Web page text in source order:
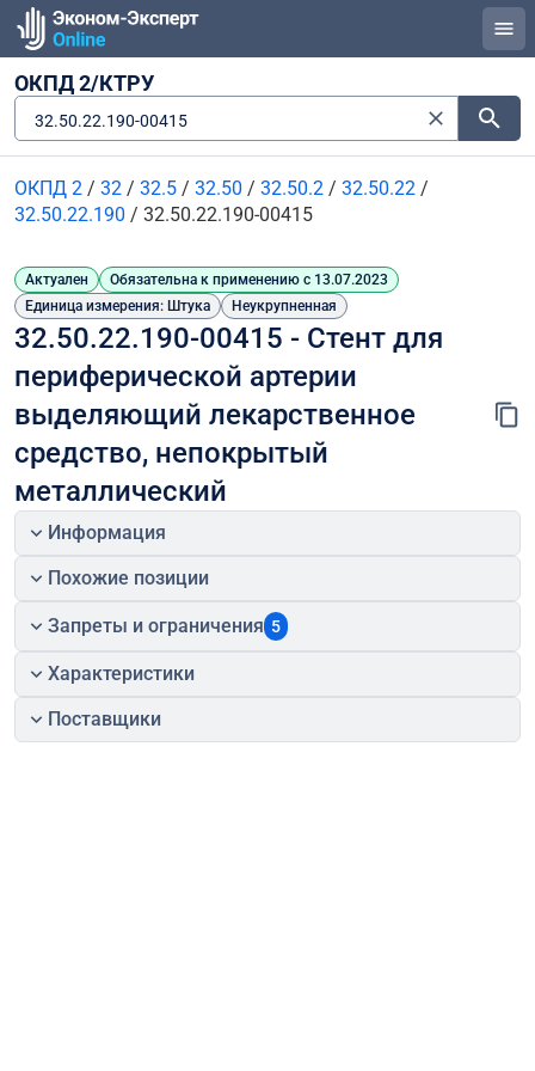
ОКПД 2/КТРУ
32.50.22.190-00415
ОКПД 2 / 32 / 32.5 / 32.50 / 32.50.2 / 32.50.22 /
32.50.22.190 / 32.50.22.190-00415
Актуален
Обязательна к применению с 13.07.2023
Единица измерения: Штука
Неукрупненная
32.50.22.190-00415 - Стент для
периферической артерии
выделяющий лекарственное
средство, непокрытый
металлический
Информация
Похожие позиции
Запреты и ограничения 5
Характеристики
Поставщики